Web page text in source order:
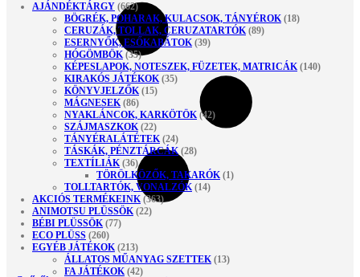
AJÁNDÉKTÁRGY (662)
BÖGRÉK, POHARAK, KULACSOK, TÁNYÉROK (18)
CERUZÁK, TOLLAK, CERUZATARTÓK (89)
ESERNYŐK, ESŐKABÁTOK (39)
HÓGÖMBÖK (35)
KÉPESLAPOK, NOTESZEK, FÜZETEK, MATRICÁK (140)
KIRAKÓS JÁTÉKOK (35)
KÖNYVJELZŐK (15)
MÁGNESEK (86)
NYAKLÁNCOK, KARKÖTÖK (42)
SZÁJMASZKOK (22)
TÁNYÉRALÁTÉTEK (24)
TÁSKÁK, PÉNZTÁRCÁK (28)
TEXTÍLIÁK (36)
TÖRÖLKÖZŐK, TAKARÓK (1)
TOLLTARTÓK, VONALZÓK (14)
AKCIÓS TERMÉKEINK (363)
ANIMOTSU PLÜSSÖK (22)
BÉBI PLÜSSÖK (77)
ECO PLÜSS (260)
EGYÉB JÁTÉKOK (213)
ÁLLATOS MŰANYAG SZETTEK (13)
FA JÁTÉKOK (42)